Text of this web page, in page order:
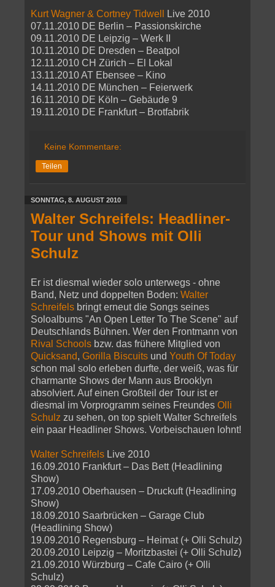
Kurt Wagner & Cortney Tidwell
Live 2010
07.11.2010 DE Berlin – Passionskirche
09.11.2010 DE Leipzig – Werk II
10.11.2010 DE Dresden – Beatpol
12.11.2010 CH Zürich – El Lokal
13.11.2010 AT Ebensee – Kino
14.11.2010 DE München – Feierwerk
16.11.2010 DE Köln – Gebäude 9
19.11.2010 DE Frankfurt – Brotfabrik
Keine Kommentare:
Teilen
SONNTAG, 8. AUGUST 2010
Walter Schreifels: Headliner-
Tour und Shows mit Olli
Schulz
Er ist diesmal wieder solo unterwegs - ohne
Band, Netz und doppelten Boden: Walter
Schreifels bringt erneut die Songs seines
Soloalbums "An Open Letter To The Scene" auf
Deutschlands Bühnen. Wer den Frontmann von
Rival Schools bzw. das frühere Mitglied von
Quicksand, Gorilla Biscuits und Youth Of Today
schon mal solo erleben durfte, der weiß, was für
charmante Shows der Mann aus Brooklyn
absolviert. Auf einen Großteil der Tour ist er
diesmal im Vorprogramm seines Freundes Olli
Schulz zu sehen, on top spielt Walter Schreifels
ein paar Headliner Shows. Vorbeischauen lohnt!
Walter Schreifels Live 2010
16.09.2010 Frankfurt – Das Bett (Headlining
Show)
17.09.2010 Oberhausen – Druckuft (Headlining
Show)
18.09.2010 Saarbrücken – Garage Club
(Headlining Show)
19.09.2010 Regensburg – Heimat (+ Olli Schulz)
20.09.2010 Leipzig – Moritzbastei (+ Olli Schulz)
21.09.2010 Würzburg – Cafe Cairo (+ Olli
Schulz)